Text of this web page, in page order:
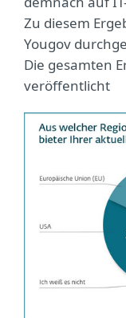
Zu diesem
Yougov
Die gesamten
veröffentlicht